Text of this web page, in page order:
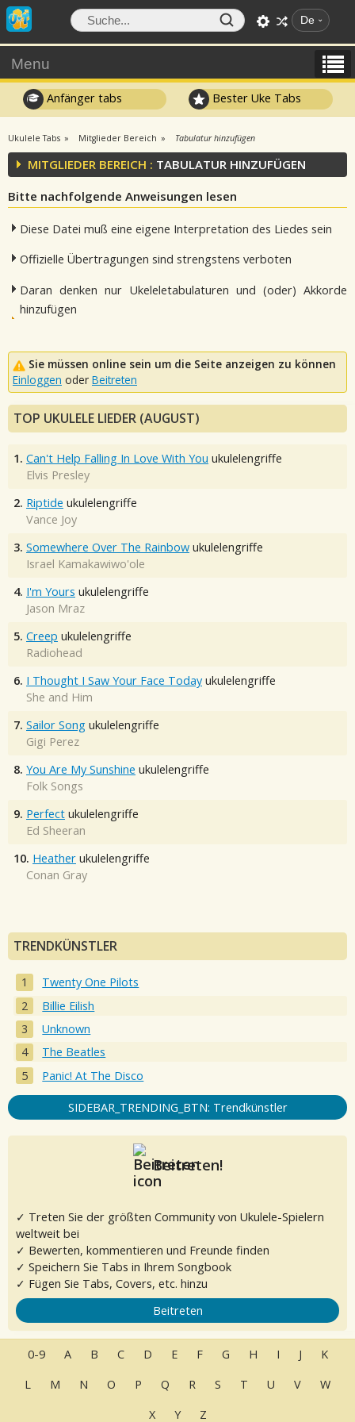
De
Menu
Anfänger tabs Bester Uke Tabs
Ukulele Tabs Mitglieder Bereich Tabulatur hinzufügen
MITGLIEDER BEREICH : TABULATUR HINZUFÜGEN
Bitte nachfolgende Anweisungen lesen
Diese Datei muß eine eigene Interpretation des Liedes sein
Offizielle Übertragungen sind strengstens verboten
Daran denken nur Ukeleletabulaturen und (oder) Akkorde
hinzufügen
Sie müssen online sein um die Seite anzeigen zu können
Einloggen oder Beitreten
TOP UKULELE LIEDER (AUGUST)
1. Can't Help Falling In Love With You ukulelengriffe
Elvis Presley
2. Riptide ukulelengriffe
Vance Joy
3. Somewhere Over The Rainbow ukulelengriffe
Israel Kamakawiwo'ole
4. I'm Yours ukulelengriffe
Jason Mraz
5. Creep ukulelengriffe
Radiohead
6. I Thought I Saw Your Face Today ukulelengriffe
She and Him
7. Sailor Song ukulelengriffe
Gigi Perez
8. You Are My Sunshine ukulelengriffe
Folk Songs
9. Perfect ukulelengriffe
Ed Sheeran
10. Heather ukulelengriffe
Conan Gray
TRENDKÜNSTLER
Twenty One Pilots
Billie Eilish
Unknown
The Beatles
Panic! At The Disco
SIDEBAR_TRENDING_BTN: Trendkünstler
Beitreten!
✓ Treten Sie der größten Community von Ukulele-Spielern
weltweit bei
✓ Bewerten, kommentieren und Freunde finden
✓ Speichern Sie Tabs in Ihrem Songbook
✓ Fügen Sie Tabs, Covers, etc. hinzu
Beitreten
0-9 A B C D E F G H I J
K
L
M N O P Q R S T U V
W
X
Y Z